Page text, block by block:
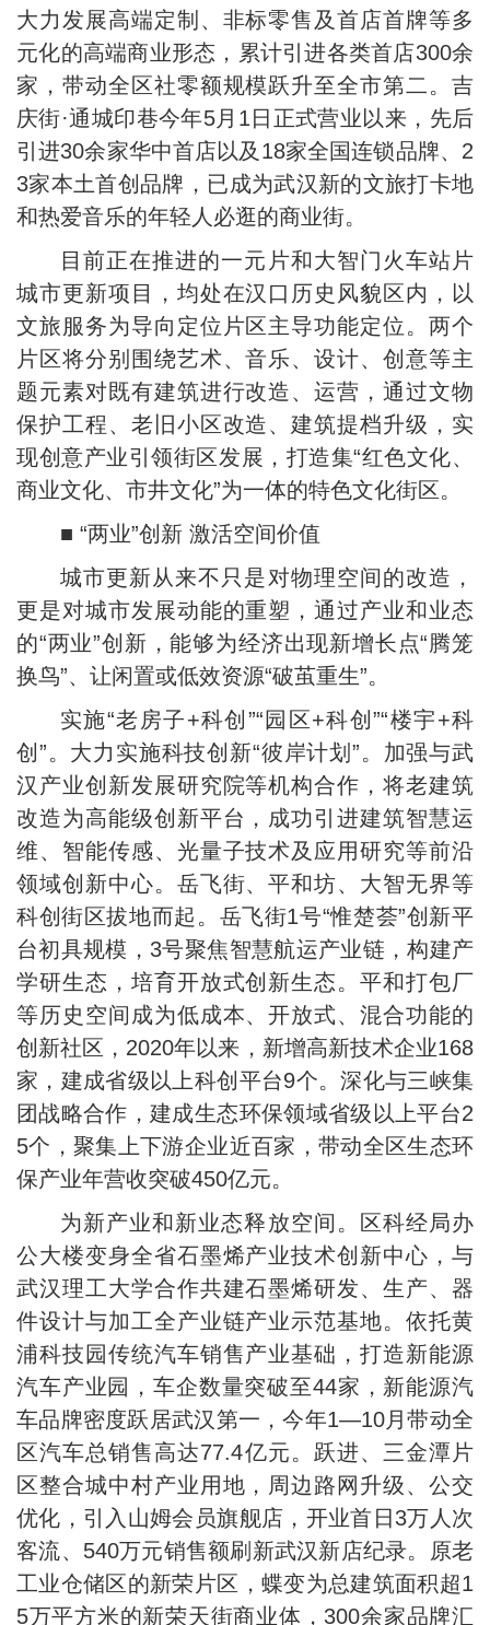
大力发展高端定制、非标零售及首店首牌等多
元化的高端商业形态，累计引进各类首店300余
家，带动全区社零额规模跃升至全市第二。吉
庆街·通城印巷今年5月1日正式营业以来，先后
引进30余家华中首店以及18家全国连锁品牌、2
3家本土首创品牌，已成为武汉新的文旅打卡地
和热爱音乐的年轻人必逛的商业街。
目前正在推进的一元片和大智门火车站片
城市更新项目，均处在汉口历史风貌区内，以
文旅服务为导向定位片区主导功能定位。两个
片区将分别围绕艺术、音乐、设计、创意等主
题元素对既有建筑进行改造、运营，通过文物
保护工程、老旧小区改造、建筑提档升级，实
现创意产业引领街区发展，打造集“红色文化、
商业文化、市井文化”为一体的特色文化街区。
■ “两业”创新 激活空间价值
城市更新从来不只是对物理空间的改造，
更是对城市发展动能的重塑，通过产业和业态
的“两业”创新，能够为经济出现新增长点“腾笼
换鸟”、让闲置或低效资源“破茧重生”。
实施“老房子+科创”“园区+科创”“楼宇+科
创”。大力实施科技创新“彼岸计划”。加强与武
汉产业创新发展研究院等机构合作，将老建筑
改造为高能级创新平台，成功引进建筑智慧运
维、智能传感、光量子技术及应用研究等前沿
领域创新中心。岳飞街、平和坊、大智无界等
科创街区拔地而起。岳飞街1号“惟楚荟”创新平
台初具规模，3号聚焦智慧航运产业链，构建产
学研生态，培育开放式创新生态。平和打包厂
等历史空间成为低成本、开放式、混合功能的
创新社区，2020年以来，新增高新技术企业168
家，建成省级以上科创平台9个。深化与三峡集
团战略合作，建成生态环保领域省级以上平台2
5个，聚集上下游企业近百家，带动全区生态环
保产业年营收突破450亿元。
为新产业和新业态释放空间。区科经局办
公大楼变身全省石墨烯产业技术创新中心，与
武汉理工大学合作共建石墨烯研发、生产、器
件设计与加工全产业链产业示范基地。依托黄
浦科技园传统汽车销售产业基础，打造新能源
汽车产业园，车企数量突破至44家，新能源汽
车品牌密度跃居武汉第一，今年1—10月带动全
区汽车总销售高达77.4亿元。跃进、三金潭片
区整合城中村产业用地，周边路网升级、公交
优化，引入山姆会员旗舰店，开业首日3万人次
客流、540万元销售额刷新武汉新店纪录。原老
工业仓储区的新荣片区，蝶变为总建筑面积超1
5万平方米的新荣天街商业体，300余家品牌汇